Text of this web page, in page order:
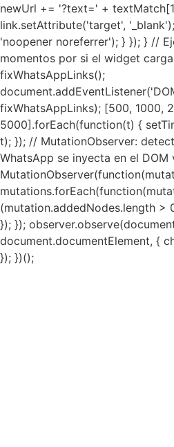
newUrl += '?text=' +
link.setAttribute('target',
'noopener noreferrer'); } }); } //
momentos por si el widget
fixWhatsAppLinks();
fixWhatsAppLinks); [500, 1000,
5000].forEach(function(t) {
t); }); // MutationObserver:
WhatsApp se inyecta en el
(mutation.addedNodes.length >
}); });
document.documentElement, {
}); })();